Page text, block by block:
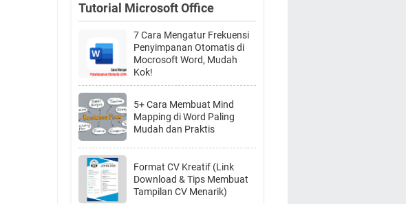
Tutorial Microsoft Office
7 Cara Mengatur Frekuensi
Penyimpanan Otomatis di
Mocrosoft Word, Mudah
Kok!
5+ Cara Membuat Mind
Mapping di Word Paling
Mudah dan Praktis
Format CV Kreatif (Link
Download & Tips Membuat
Tampilan CV Menarik)